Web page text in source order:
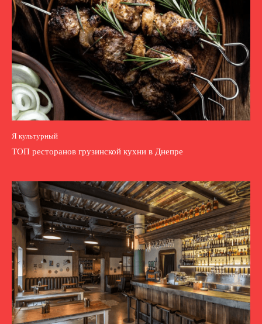
Я культурный
ТОП ресторанов грузинской кухни в Днепре